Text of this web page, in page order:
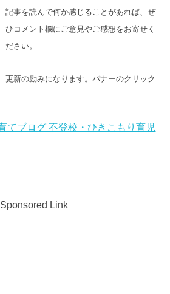
記事を読んで何か感じることがあれば、ぜ
ひコメント欄にご意見やご感想をお寄せく
ださい。
更新の励みになります。バナーのクリック
Sponsored Link